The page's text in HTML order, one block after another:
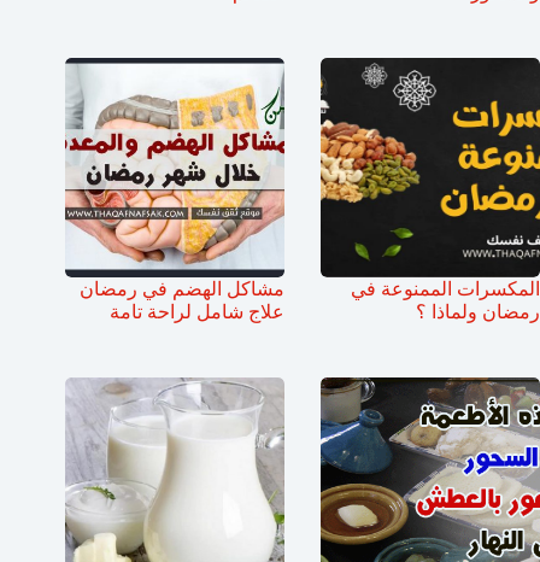
المكسرات الممنوعة في
رمضان ولماذا ؟
مشاكل الهضم في رمضان
علاج شامل لراحة تامة